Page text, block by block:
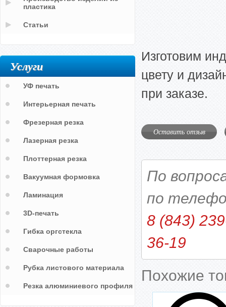
Изготовим
цвету и
при заказе.
Оставить отзыв
По
по
8 (843)
36-19
Похожие
пластика
Статьи
Услуги
УФ печать
Интерьерная печать
Фрезерная резка
Лазерная резка
Плоттерная резка
Вакуумная формовка
Ламинация
3D-печать
Гибка оргстекла
Сварочные работы
Рубка листового материала
Резка алюминиевого профиля